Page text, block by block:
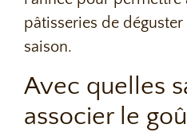
pâtisseries de
saison.
Avec quelles
associer le